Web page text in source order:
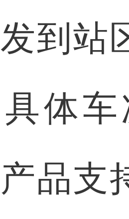
到站
体
品支